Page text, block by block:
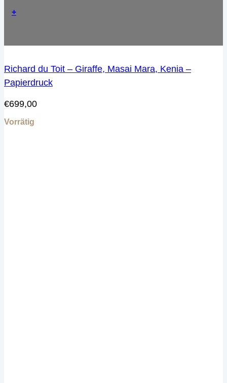
+
Richard du Toit – Giraffe, Masai Mara, Kenia –
Papierdruck
€699,00
Vorrätig